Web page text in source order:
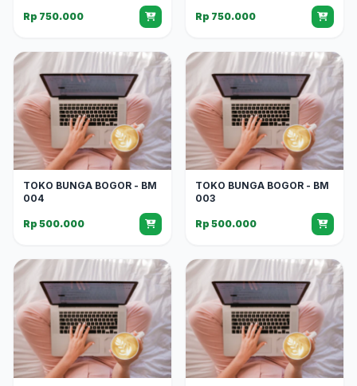
Rp 750.000 Rp 750.000
TOKO BUNGA BOGOR - BM
004
Rp 500.000
TOKO BUNGA BOGOR - BM
003
Rp 500.000